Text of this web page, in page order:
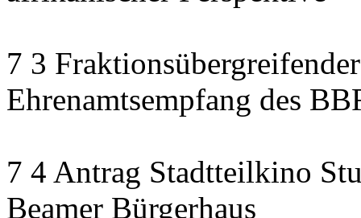
7 3
Ehrenamtsempfang des
7 4 Antrag Stadtteilkino
Beamer Bürgerhaus